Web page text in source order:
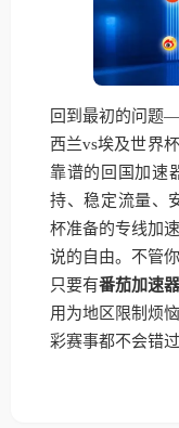
回到最初的问题
西兰vs埃及世界
靠谱的回国加速
持、稳定流量、
杯准备的专线加
说的自由。不管
只要有番茄加速
用为地区限制烦
彩赛事都不会错过